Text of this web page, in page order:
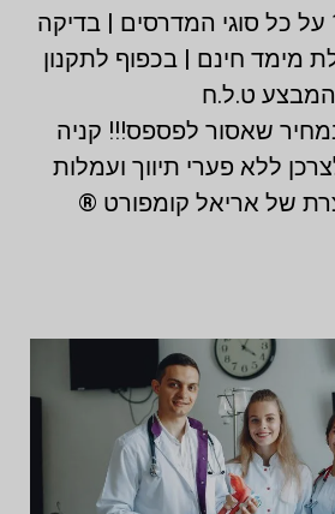
אלגנט |1 + 1 + 1 על כל סוגי המדרסים | בדיקה
מימד חינם | בכפוף לתקנון
המבצע ט.ל.ח
שאסור לפספס!!! קניה
ללא פערי תיווך ועמלות
של אריאל קומפורט ®